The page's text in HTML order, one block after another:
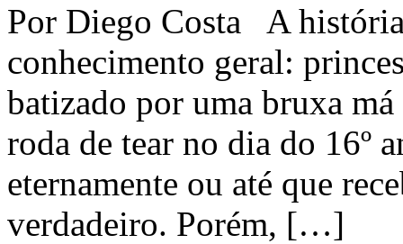
Por Diego Costa A
conhecimento geral:
batizado por uma bruxa
roda de tear no dia do 16º
eternamente ou até que
verdadeiro. Porém, […]